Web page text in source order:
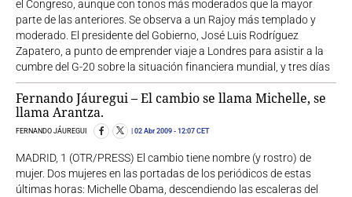
el Congreso, aunque con tonos más moderados que la mayor
parte de las anteriores. Se observa a un Rajoy más templado y
moderado. El presidente del Gobierno, José Luis Rodríguez
Zapatero, a punto de emprender viaje a Londres para asistir a la
cumbre del G-20 sobre la situación financiera mundial, y tres días
Fernando Jáuregui – El cambio se llama Michelle, se
llama Arantza.
FERNANDO JÁUREGUI 02 Abr 2009 - 12:07 CET
MADRID, 1 (OTR/PRESS) El cambio tiene nombre (y rostro) de
mujer. Dos mujeres en las portadas de los periódicos de estas
últimas horas: Michelle Obama, descendiendo las escaleras del